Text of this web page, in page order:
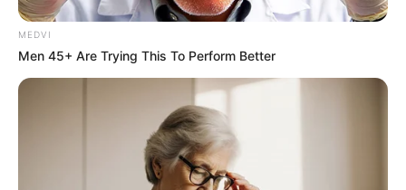
πυροβολισμό μια τεράστια αρκούδα 300
Χειροπέδες σε 49χρονο φυγόδικο της
ρωσόφωνης μαφίας στην Αθήνα
MEDVI
Men 45+ Are Trying This To Perform Better